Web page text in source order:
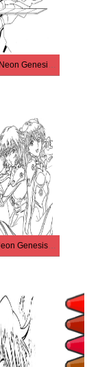
Robot géant Neon Genesis Evangelion
Imprimable Neon Genesis Evangelion